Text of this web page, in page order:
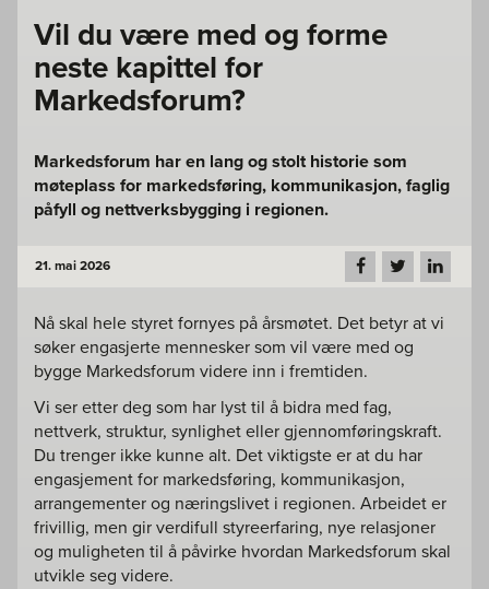
Vil du være med og forme
neste kapittel for
Markedsforum?
Markedsforum har en lang og stolt historie som
møteplass for markedsføring, kommunikasjon, faglig
påfyll og nettverksbygging i regionen.
21. mai 2026
Nå skal hele styret fornyes på årsmøtet. Det betyr at vi
søker engasjerte mennesker som vil være med og
bygge Markedsforum videre inn i fremtiden.
Vi ser etter deg som har lyst til å bidra med fag,
nettverk, struktur, synlighet eller gjennomføringskraft.
Du trenger ikke kunne alt. Det viktigste er at du har
engasjement for markedsføring, kommunikasjon,
arrangementer og næringslivet i regionen. Arbeidet er
frivillig, men gir verdifull styreerfaring, nye relasjoner
og muligheten til å påvirke hvordan Markedsforum skal
utvikle seg videre.